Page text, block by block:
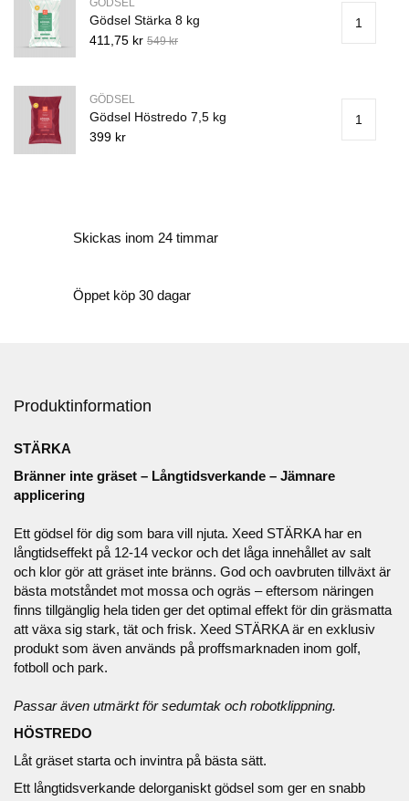
GÖDSEL
Gödsel Stärka 8 kg
411,75 kr 549 kr
1
GÖDSEL
Gödsel Höstredo 7,5 kg
399 kr
1
Skickas inom 24 timmar
Öppet köp 30 dagar
Produktinformation
STÄRKA
Bränner inte gräset – Långtidsverkande – Jämnare
applicering
Ett gödsel för dig som bara vill njuta. Xeed STÄRKA har en
långtidseffekt på 12-14 veckor och det låga innehållet av salt
och klor gör att gräset inte bränns. God och oavbruten tillväxt är
bästa motståndet mot mossa och ogräs – eftersom näringen
finns tillgänglig hela tiden ger det optimal effekt för din gräsmatta
att växa sig stark, tät och frisk. Xeed STÄRKA är en exklusiv
produkt som även används på proffsmarknaden inom golf,
fotboll och park.
Passar även utmärkt för sedumtak och robotklippning.
HÖSTREDO
Låt gräset starta och invintra på bästa sätt.
Ett långtidsverkande delorganiskt gödsel som ger en snabb